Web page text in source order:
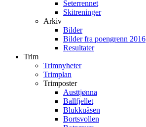
Seterrennet
Skitreninger
Arkiv
Bilder
Bilder fra poengrenn 2016
Resultater
Trim
Trimnyheter
Trimplan
Trimposter
Austtjønna
Ballfjellet
Blukkuåsen
Bortsvollen